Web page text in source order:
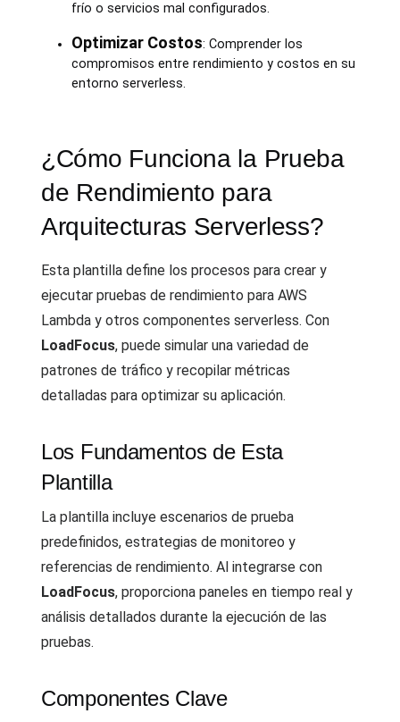
frío o servicios mal configurados.
Optimizar Costos: Comprender los
compromisos entre rendimiento y costos en su
entorno serverless.
¿Cómo Funciona la Prueba
de Rendimiento para
Arquitecturas Serverless?
Esta plantilla define los procesos para crear y
ejecutar pruebas de rendimiento para AWS
Lambda y otros componentes serverless. Con
LoadFocus, puede simular una variedad de
patrones de tráfico y recopilar métricas
detalladas para optimizar su aplicación.
Los Fundamentos de Esta
Plantilla
La plantilla incluye escenarios de prueba
predefinidos, estrategias de monitoreo y
referencias de rendimiento. Al integrarse con
LoadFocus, proporciona paneles en tiempo real y
análisis detallados durante la ejecución de las
pruebas.
Componentes Clave